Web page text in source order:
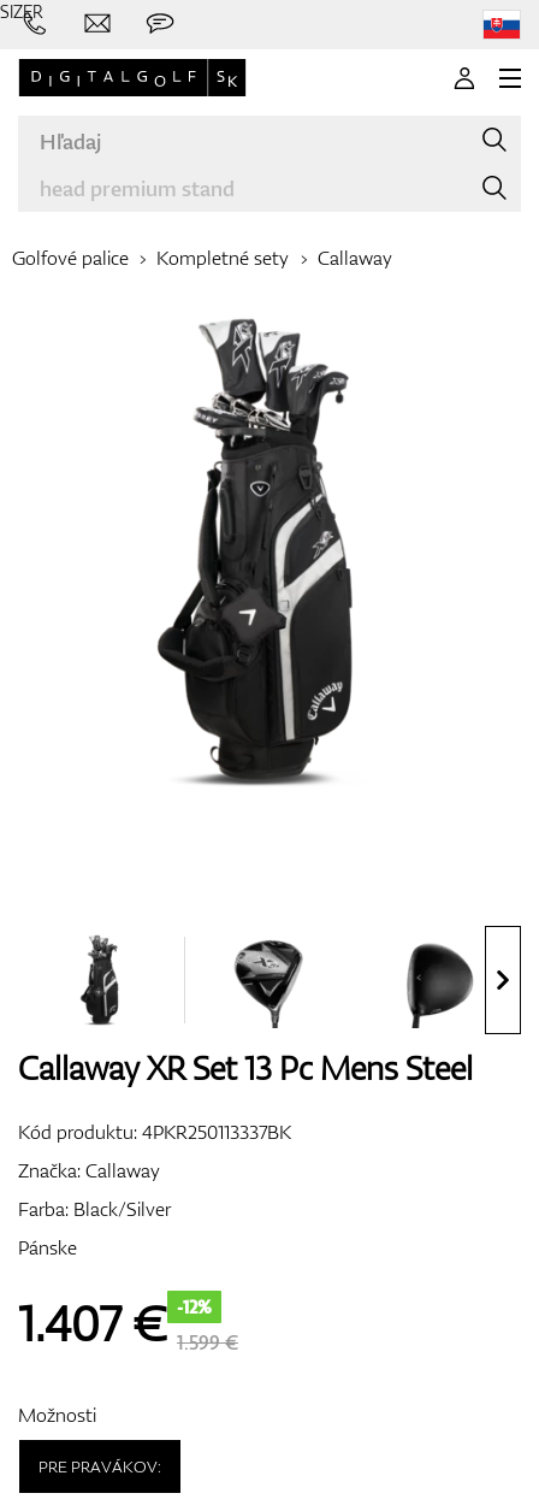
Palice
Oblečenie
Topánky
Rukavice
Bagy
Príslušenstvo
Golfové palice Kompletné sety Callaway
Callaway XR Set 13 Pc Mens Steel
Kód produktu:4PKR250113337BK
Značka:Callaway
Farba: Black/Silver
Pánske
1.407€ -12%
1.599 €
Možnosti
PRE PRAVÁKOV:
SIZER